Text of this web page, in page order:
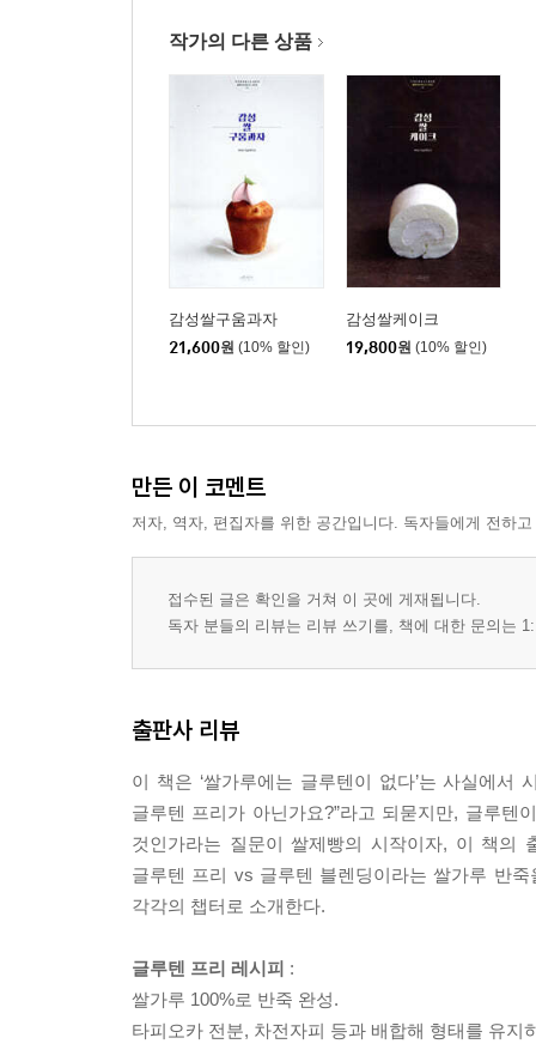
작가의 다른 상품
감성쌀구움과자
21,600원 (10% 할인)
감성쌀케이크
19,800원 (10% 할인)
만든 이 코멘트
저자, 역자, 편집자를 위한 공간입니다. 독자들에게 전하
접수된 글은 확인을 거쳐 이 곳에 게재됩니다.
독자 분들의 리뷰는 리뷰 쓰기를, 책에 대한 문의는
출판사 리뷰
이 책은 ‘쌀가루에는 글루텐이 없다’는 사실에
글루텐 프리가 아닌가요?”라고 되묻지만, 글루
것인가라는 질문이 쌀제빵의 시작이자, 이 책의
글루텐 프리 vs 글루텐 블렌딩이라는 쌀가루 반
각각의 챕터로 소개한다.
글루텐 프리 레시피 :
쌀가루 100%로 반죽 완성.
타피오카 전분, 차전자피 등과 배합해 형태를 유지